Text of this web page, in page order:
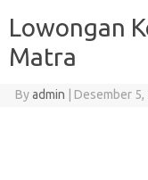
Lowongan
Matra
Byadmin Desember 5,